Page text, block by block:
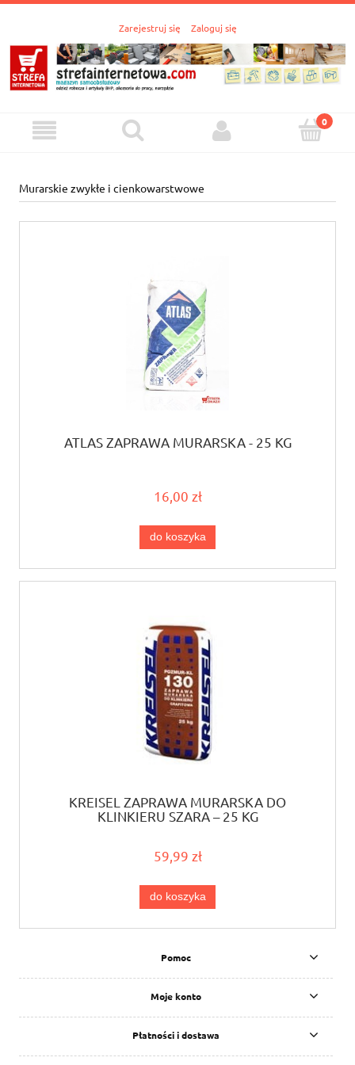
Zarejestruj się Zaloguj się
Murarskie zwykłe i cienkowarstwowe
ATLAS ZAPRAWA MURARSKA - 25 KG
16,00 zł
do koszyka
KREISEL ZAPRAWA MURARSKA DO
KLINKIERU SZARA – 25 KG
59,99 zł
do koszyka
Pomoc
Moje konto
Płatności i dostawa